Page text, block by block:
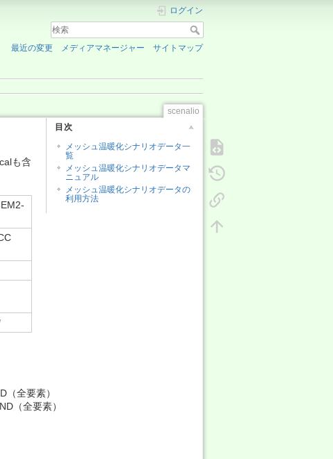
ログイン
最近の変更 メディアマネージャー サイトマップ
scenalio
目次
メッシュ温暖化シナリオデータ一
覧
メッシュ温暖化シナリオデータマ
ニュアル
メッシュ温暖化シナリオデータの
利用方法
も含
全要素）
（全要素）